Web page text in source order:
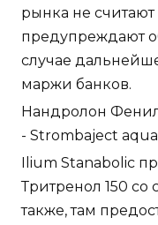
рынка не
предупреждают
случае
маржи банков.
Нандролон
- Strombaject
Ilium Stanabolic
Тритренол 150
также, там